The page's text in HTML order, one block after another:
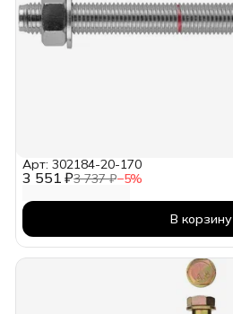
3 551 ₽3 737 ₽−5%
Арт: 302184-20-170
В корзину